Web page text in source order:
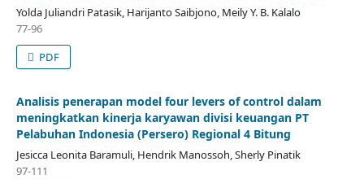
Yolda Juliandri Patasik, Harijanto Saibjono, Meily Y. B. Kalalo
77-96
PDF
Analisis penerapan model four levers of control dalam
meningkatkan kinerja karyawan divisi keuangan PT
Pelabuhan Indonesia (Persero) Regional 4 Bitung
Jesicca Leonita Baramuli, Hendrik Manossoh, Sherly Pinatik
97-111